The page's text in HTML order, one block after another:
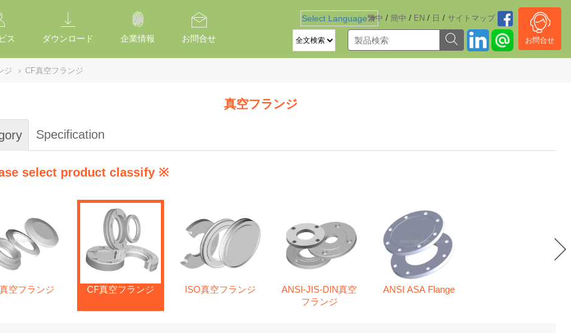
繁中 / 簡中 / EN / 日 / サイトマッブ
Select Language ▼
お問合せ
ス ダウンロード 企業情報 お問合せ
ジ › CF真空フランジ
真空フランジ
Specification
select product classify ※
空フランジ CF真空フランジ ISO真空フランジ
ANSI-JIS-DIN真空
フランジ
ANSI ASA Flange